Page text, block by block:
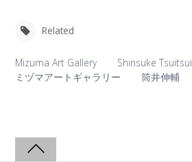
Related
Mizuma Art Gallery
Shinsuke Tsuitsui
ミヅマアートギャラリー
筒井伸輔